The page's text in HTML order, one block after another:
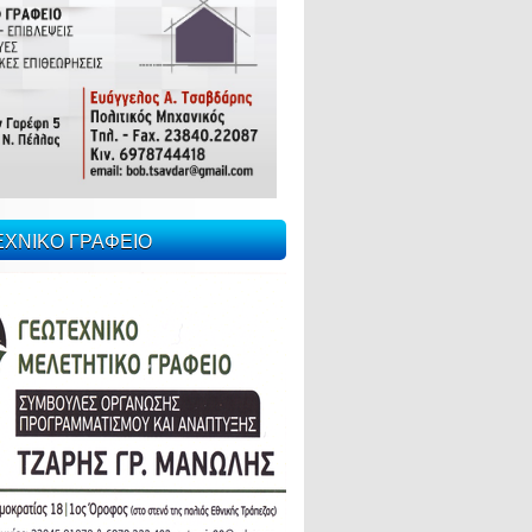
ΓΡΑΦΕΙΟ